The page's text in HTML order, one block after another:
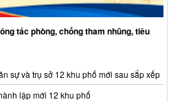
tác phòng, chống tham nhũng, tiêu
sự và trụ sở 12 khu phố mới sau sắp xếp
lập mới 12 khu phố